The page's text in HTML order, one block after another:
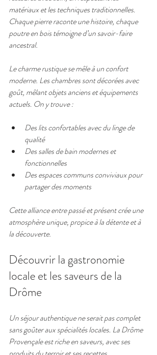
matériaux et les techniques traditionnelles.
Chaque pierre raconte une histoire, chaque
poutre en bois témoigne d’un savoir-faire
ancestral.
Le charme rustique se mêle à un confort
moderne. Les chambres sont décorées avec
goût, mêlant objets anciens et équipements
actuels. On y trouve :
Des lits confortables avec du linge de
qualité
Des salles de bain modernes et
fonctionnelles
Des espaces communs conviviaux pour
partager des moments
Cette alliance entre passé et présent crée une
atmosphère unique, propice à la détente et à
la découverte.
Découvrir la gastronomie
locale et les saveurs de la
Drôme
Un séjour authentique ne serait pas complet
sans goûter aux spécialités locales. La Drôme
Provençale est riche en saveurs, avec ses